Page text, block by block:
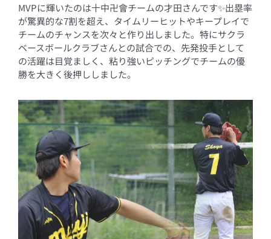
MVPに輝いたのは十中卍會チームの才田さんです✨出塁率
が驚異的な7割を超え、タイムリーヒットやキープレイで
チームのチャンスを次々と作り出しました。特にサクラ
ベースボールクラブさんとの試合での、先発投手として
の活躍は目覚ましく、粘り強いピッチングでチームの優
勝を大きく後押ししました。